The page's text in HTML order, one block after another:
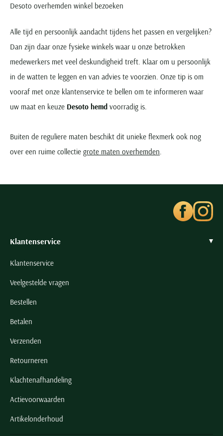
Desoto overhemden winkel bezoeken
Alle tijd en persoonlijk aandacht tijdens het passen en vergelijken?
Dan zijn daar onze fysieke winkels waar u onze betrokken
medewerkers met veel deskundigheid treft. Klaar om u persoonlijk
in de watten te leggen en van advies te voorzien. Onze tip is om
vooraf met onze klantenservice te bellen om te informeren waar
uw maat en keuze Desoto hemd voorradig is.
Buiten de reguliere maten beschikt dit unieke flexmerk ook nog
over een ruime collectie grote maten overhemden
Klantenservice
Klantenservice
Veelgestelde vragen
Bestellen
Betalen
Verzenden
Retourneren
Klachtenafhandeling
Actievoorwaarden
Artikelonderhoud